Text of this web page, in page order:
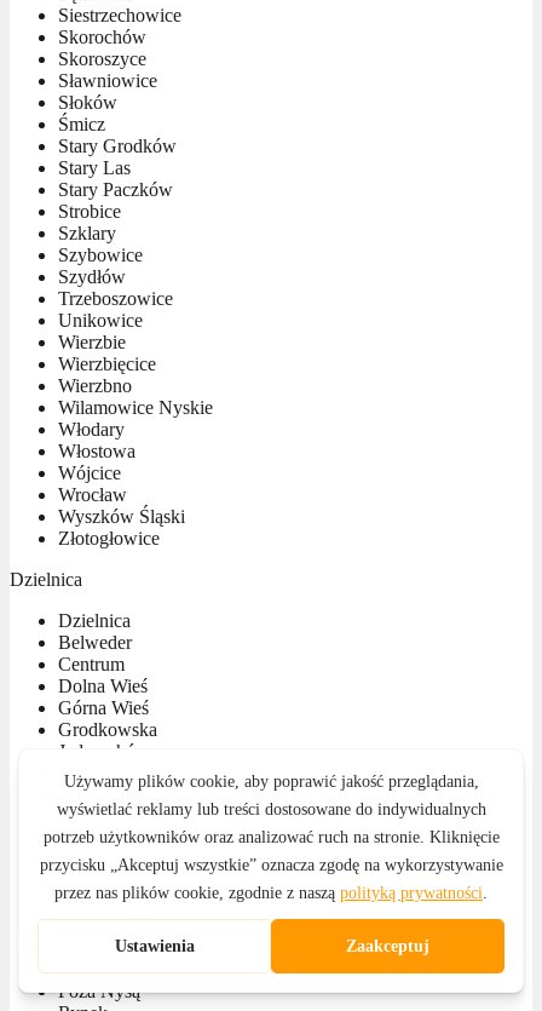
Siestrzechowice
Skorochów
Skoroszyce
Sławniowice
Słoków
Śmicz
Stary Grodków
Stary Las
Stary Paczków
Strobice
Szklary
Szybowice
Szydłów
Trzeboszowice
Unikowice
Wierzbie
Wierzbięcice
Wierzbno
Wilamowice Nyskie
Włodary
Włostowa
Wójcice
Wrocław
Wyszków Śląski
Złotogłowice
Dzielnica
Dzielnica
Belweder
Centrum
Dolna Wieś
Górna Wieś
Grodkowska
Jędrzychów
Os. Belweder Park
Os. Gałczyńskiego
Os. KEN
Os. Kościuszki
Os. Podzamcze Sektor A
Os. Podzamcze Sektor B
Os. Podzamcze Sektor C
Os. Południe
Os. Rodziewiczówny
Osiedla
Poza Nysą